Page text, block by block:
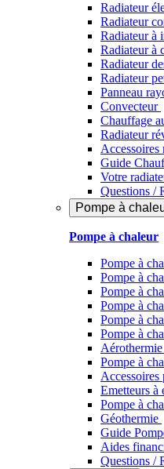
Radiateur
Radiateur
Radiateur à
Radiateur à
Radiateur
Radiateur
Panneau
Convecteur
Chauffage
Radiateur
Accessoires
Guide
Votre
Questions /
Pompe à
Pompe à chaleur
Pompe à
Pompe à
Pompe à
Pompe à
Pompe à
Pompe à
Aérothermie
Pompe à
Accessoires
Emetteurs à
Pompe à
Géothermie
Guide
Aides
Questions /